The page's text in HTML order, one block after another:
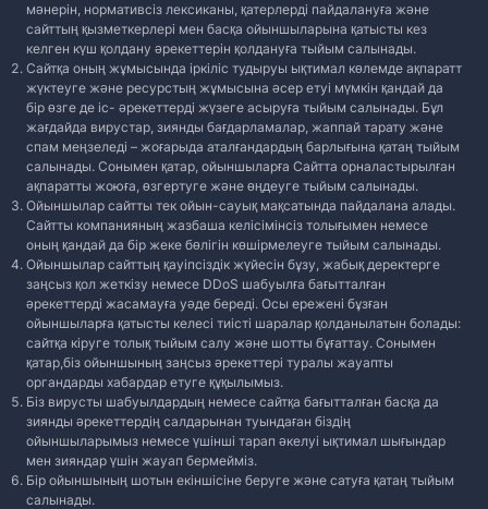
мәнерін, нормативсіз лексиканы, қатерлерді пайдалануға және
сайттың қызметкерлері мен басқа ойыншыларына қатысты кез
келген күш қолдану әрекеттерін қолдануға тыйым салынады.
Сайтқа оның жұмысында іркіліс тудыруы ықтимал көлемде ақпаратт
жүктеуге және ресурстың жұмысына әсер етуі мүмкін қандай да
бір өзге де іс- әрекеттерді жүзеге асыруға тыйым салынады. Бұл
жағдайда вирустар, зиянды бағдарламалар, жаппай тарату және
спам меңзеледі – жоғарыда аталғандардың барлығына қатаң тыйым
салынады. Сонымен қатар, ойыншыларға Сайтта орналастырылған
ақпаратты жоюға, өзгертуге және өңдеуге тыйым салынады.
Ойыншылар сайтты тек ойын-сауық мақсатында пайдалана алады.
Сайтты компанияның жазбаша келісімінсіз толығымен немесе
оның қандай да бір жеке бөлігін көшірмелеуге тыйым салынады.
Ойыншылар сайттың қауіпсіздік жүйесін бұзу, жабық деректерге
заңсыз қол жеткізу немесе DDoS шабуылға бағытталған
әрекеттерді жасамауға уәде береді. Осы ережені бұзған
ойыншыларға қатысты келесі тиісті шаралар қолданылатын болады:
сайтқа кіруге толық тыйым салу және шотты бұғаттау. Сонымен
қатар,біз ойыншының заңсыз әрекеттері туралы жауапты
органдарды хабардар етуге құқылымыз.
Біз вирусты шабуылдардың немесе сайтқа бағытталған басқа да
зиянды әрекеттердің салдарынан туындаған біздің
ойыншыларымыз немесе үшінші тарап әкелуі ықтимал шығындар
мен зияндар үшін жауап бермейміз.
Бір ойыншының шотын екіншісіне беруге және сатуға қатаң тыйым
салынады.